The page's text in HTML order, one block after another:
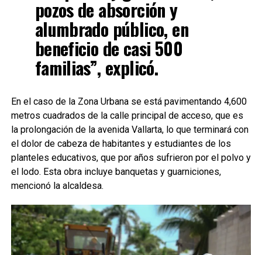
pozos de absorción y
alumbrado público, en
beneficio de casi 500
familias”, explicó.
En el caso de la Zona Urbana se está pavimentando 4,600
metros cuadrados de la calle principal de acceso, que es
la prolongación de la avenida Vallarta, lo que terminará con
el dolor de cabeza de habitantes y estudiantes de los
planteles educativos, que por años sufrieron por el polvo y
el lodo. Esta obra incluye banquetas y guarniciones,
mencionó la alcaldesa.